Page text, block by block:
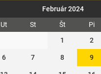
Február 2024
Ut St Št Pi
1
2
6 7 8 9